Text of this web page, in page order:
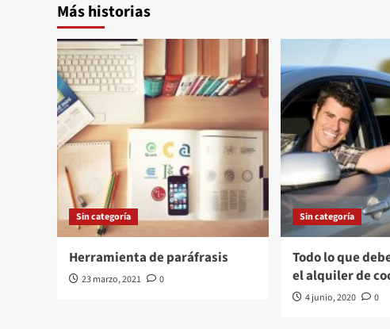
Más historias
Sin categoría
Herramienta de paráfrasis
23 marzo, 2021 0
Sin categoría
Todo lo que
el alquiler de
4 junio, 2020 0